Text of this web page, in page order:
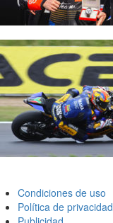
Condiciones de uso
Política de privacidad